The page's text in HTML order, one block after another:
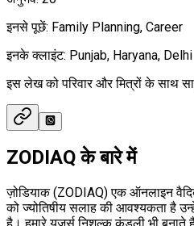
इनसे पूछें: Family Planning, Career
इनके क्लाइंट: Punjab, Haryana, Delhi
इस लेख को परिवार और मित्रों के साथ
ZODIAQ के बारे में
ज़ोडियाक (ZODIAQ) एक ऑनलाइन
को ज्योतिषीय सलाह की आवश्यकता है